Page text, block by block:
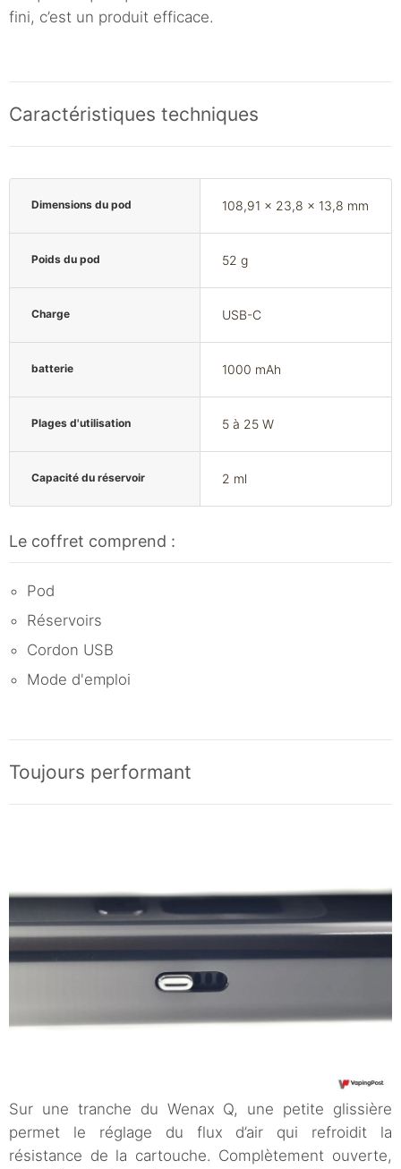
fini, c’est un produit efficace.
Caractéristiques techniques
Dimensions du pod 108,91 x 23,8 x 13,8 mm
Poids du pod 52 g
Charge USB-C
batterie 1000 mAh
Plages d'utilisation 5 à 25 W
Capacité du réservoir 2 ml
Le coffret comprend :
Pod
Réservoirs
Cordon USB
Mode d'emploi
Toujours performant
Sur une tranche du Wenax Q, une petite glissière
permet le réglage du flux d’air qui refroidit la
résistance de la cartouche. Complètement ouverte,